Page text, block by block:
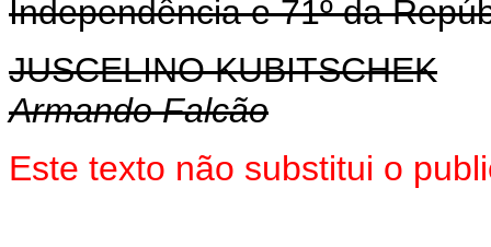
Independência e 71º da
JUSCELINO KUBITSCHEK
Armando Falcão
Este texto não substitui o